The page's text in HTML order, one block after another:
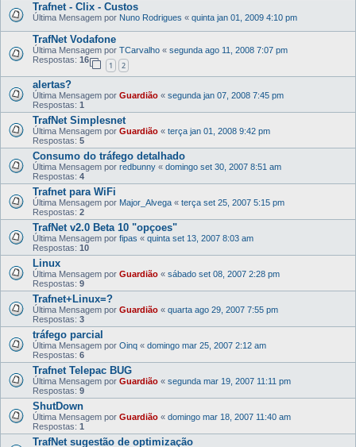
Trafnet - Clix - Custos
Última Mensagem por Nuno Rodrigues « quinta jan 01, 2009 4:10 pm
TrafNet Vodafone
Última Mensagem por TCarvalho « segunda ago 11, 2008 7:07 pm
Respostas: 16
1 2
alertas?
Última Mensagem por Guardião « segunda jan 07, 2008 7:45 pm
Respostas: 1
TrafNet Simplesnet
Última Mensagem por Guardião « terça jan 01, 2008 9:42 pm
Respostas: 5
Consumo do tráfego detalhado
Última Mensagem por redbunny « domingo set 30, 2007 8:51 am
Respostas: 4
Trafnet para WiFi
Última Mensagem por Major_Alvega « terça set 25, 2007 5:15 pm
Respostas: 2
TrafNet v2.0 Beta 10 "opçoes"
Última Mensagem por fipas « quinta set 13, 2007 8:03 am
Respostas: 10
Linux
Última Mensagem por Guardião « sábado set 08, 2007 2:28 pm
Respostas: 9
Trafnet+Linux=?
Última Mensagem por Guardião « quarta ago 29, 2007 7:55 pm
Respostas: 3
tráfego parcial
Última Mensagem por Oinq « domingo mar 25, 2007 2:12 am
Respostas: 6
Trafnet Telepac BUG
Última Mensagem por Guardião « segunda mar 19, 2007 11:11 pm
Respostas: 9
ShutDown
Última Mensagem por Guardião « domingo mar 18, 2007 11:40 am
Respostas: 1
TrafNet sugestão de optimização